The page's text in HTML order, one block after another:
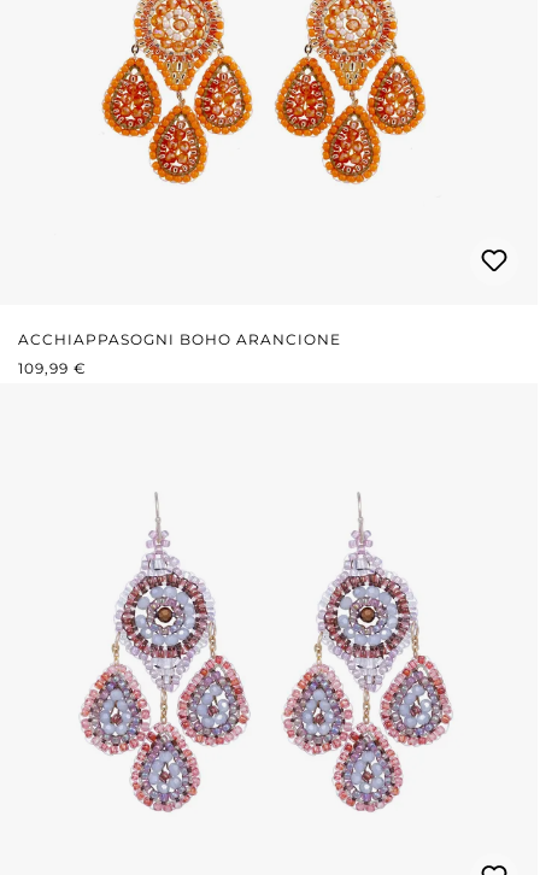
ACCHIAPPASOGNI BOHO ARANCIONE
PREZZO NORMALE:
109,99 €